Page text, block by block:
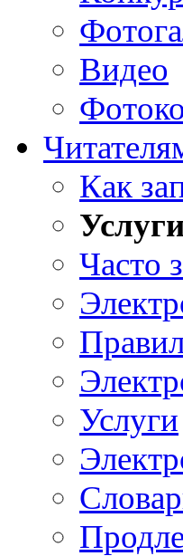
Видео
Как
Часто
Услуги